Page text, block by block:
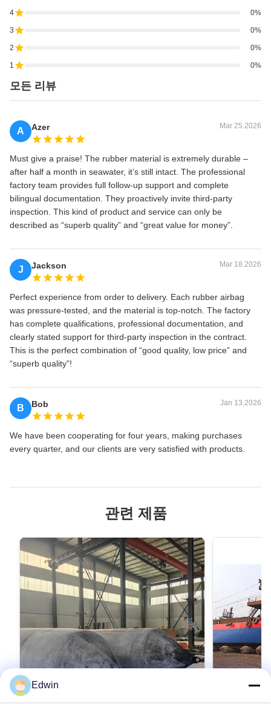
4 0%
3 0%
2 0%
1 0%
모든 리뷰
A Azer Mar 25.2026
Must give a praise! The rubber material is extremely durable –
after half a month in seawater, it’s still intact. The professional
factory team provides full follow‑up support and complete
bilingual documentation. They proactively invite third‑party
inspection. This kind of product and service can only be
described as “superb quality” and “great value for money”.
J Jackson Mar 18.2026
Perfect experience from order to delivery. Each rubber airbag
was pressure‑tested, and the material is top‑notch. The factory
has complete qualifications, professional documentation, and
clearly stated support for third‑party inspection in the contract.
This is the perfect combination of “good quality, low price” and
“superb quality”!
B Bob Jan 13.2026
We have been cooperating for four years, making purchases
every quarter, and our clients are very satisfied with products.
관련 제품
Edwin